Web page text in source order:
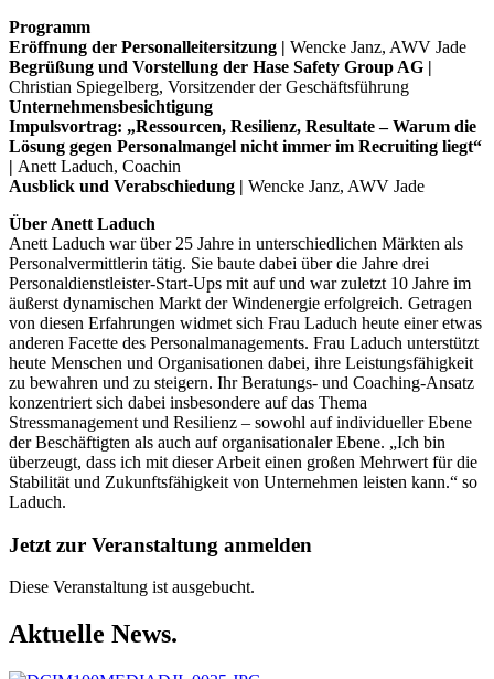
Programm
Eröffnung der Personalleitersitzung | Wencke Janz, AWV Jade
Begrüßung und Vorstellung der Hase Safety Group AG |
Christian Spiegelberg, Vorsitzender der Geschäftsführung
Unternehmensbesichtigung
Impulsvortrag: „Ressourcen, Resilienz, Resultate – Warum die
Lösung gegen Personalmangel nicht immer im Recruiting liegt“
| Anett Laduch, Coachin
Ausblick und Verabschiedung | Wencke Janz, AWV Jade
Über Anett Laduch
Anett Laduch war über 25 Jahre in unterschiedlichen Märkten als
Personalvermittlerin tätig. Sie baute dabei über die Jahre drei
Personaldienstleister-Start-Ups mit auf und war zuletzt 10 Jahre im
äußerst dynamischen Markt der Windenergie erfolgreich. Getragen
von diesen Erfahrungen widmet sich Frau Laduch heute einer etwas
anderen Facette des Personalmanagements. Frau Laduch unterstützt
heute Menschen und Organisationen dabei, ihre Leistungsfähigkeit
zu bewahren und zu steigern. Ihr Beratungs- und Coaching-Ansatz
konzentriert sich dabei insbesondere auf das Thema
Stressmanagement und Resilienz – sowohl auf individueller Ebene
der Beschäftigten als auch auf organisationaler Ebene. „Ich bin
überzeugt, dass ich mit dieser Arbeit einen großen Mehrwert für die
Stabilität und Zukunftsfähigkeit von Unternehmen leisten kann.“ so
Laduch.
Jetzt zur Veranstaltung anmelden
Diese Veranstaltung ist ausgebucht.
Aktuelle News.